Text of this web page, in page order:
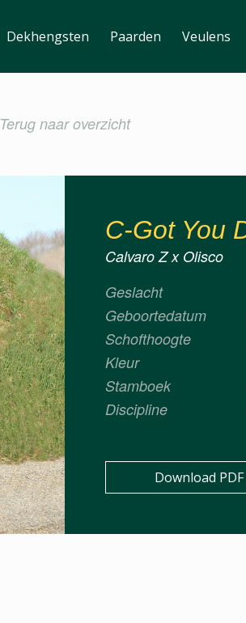
Dekhengsten Paarden Veulens
Terug naar overzicht
C-Got You
Calvaro Z x Olisco
Geslacht
Geboortedatum
Schofthoogte
Kleur
Stamboek
Discipline
Download PDF